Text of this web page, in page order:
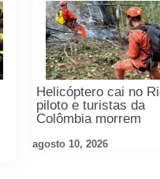
Helicóptero cai no
piloto e turistas da
Colômbia morrem
agosto 10, 2026